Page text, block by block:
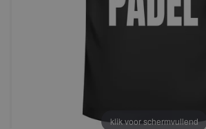
klik voor schermvullend